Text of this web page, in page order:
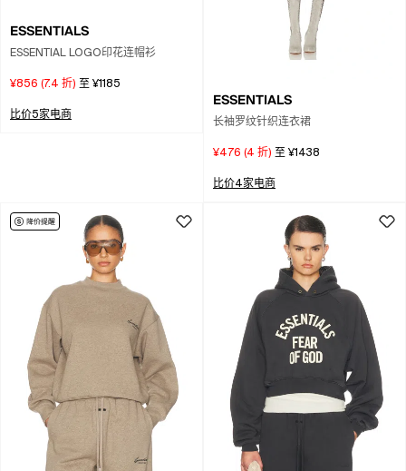
ESSENTIALS
ESSENTIAL LOGO印花连帽衫
¥856 (7.4 折) 至 ¥1185
比价5家电商
ESSENTIALS
长袖罗纹针织连衣裙
¥476 (4 折) 至 ¥1438
比价4家电商